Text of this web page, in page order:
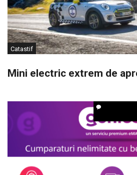
Catastif
Mini electric extrem de